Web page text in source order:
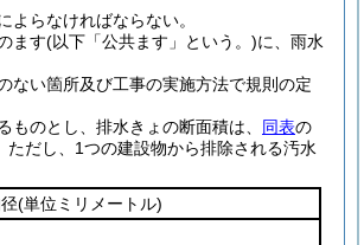
よらなければならない。
ます(以下「公共ます」という。)に、雨水
ない箇所及び工事の実施方法で規則の定
ものとし、排水きょの断面積は、 同表の
ただし、1つの建設物から排除される汚水
(単位ミリメートル)